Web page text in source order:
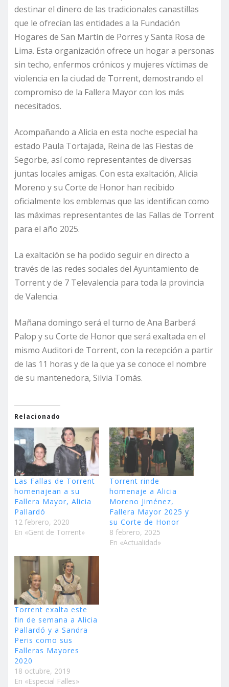
destinar el dinero de las tradicionales canastillas
que le ofrecían las entidades a la Fundación
Hogares de San Martín de Porres y Santa Rosa de
Lima. Esta organización ofrece un hogar a personas
sin techo, enfermos crónicos y mujeres víctimas de
violencia en la ciudad de Torrent, demostrando el
compromiso de la Fallera Mayor con los más
necesitados.
Acompañando a Alicia en esta noche especial ha
estado Paula Tortajada, Reina de las Fiestas de
Segorbe, así como representantes de diversas
juntas locales amigas. Con esta exaltación, Alicia
Moreno y su Corte de Honor han recibido
oficialmente los emblemas que las identifican como
las máximas representantes de las Fallas de Torrent
para el año 2025.
La exaltación se ha podido seguir en directo a
través de las redes sociales del Ayuntamiento de
Torrent y de 7 Televalencia para toda la provincia
de Valencia.
Mañana domingo será el turno de Ana Barberá
Palop y su Corte de Honor que será exaltada en el
mismo Auditori de Torrent, con la recepción a partir
de las 11 horas y de la que ya se conoce el nombre
de su mantenedora, Silvia Tomás.
Relacionado
Las Fallas de Torrent
homenajean a su
Fallera Mayor, Alicia
Pallardó
12 febrero, 2020
En «Gent de Torrent»
Torrent rinde
homenaje a Alicia
Moreno Jiménez,
Fallera Mayor 2025 y
su Corte de Honor
8 febrero, 2025
En «Actualidad»
Torrent exalta este
fin de semana a Alicia
Pallardó y a Sandra
Peris como sus
Falleras Mayores
2020
18 octubre, 2019
En «Especial Falles»